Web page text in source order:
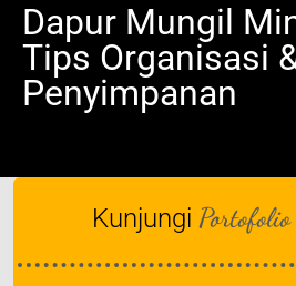
Dapur Mungil
Tips Organisasi
Penyimpanan
Kunjungi Portofolio